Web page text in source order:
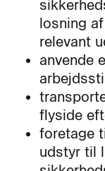
losning
relevant
anvende
flyside
foretage
udstyr til